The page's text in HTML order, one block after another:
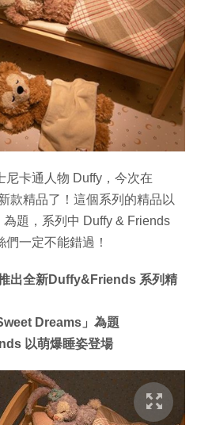
尼卡通人物 Duffy，今次在
款精品了！這個系列的精品以
為題，系列中 Duffy & Friends
一定不能錯過！
出全新Duffy&Friends 系列精
Dreams」為題
以萌爆睡姿登場